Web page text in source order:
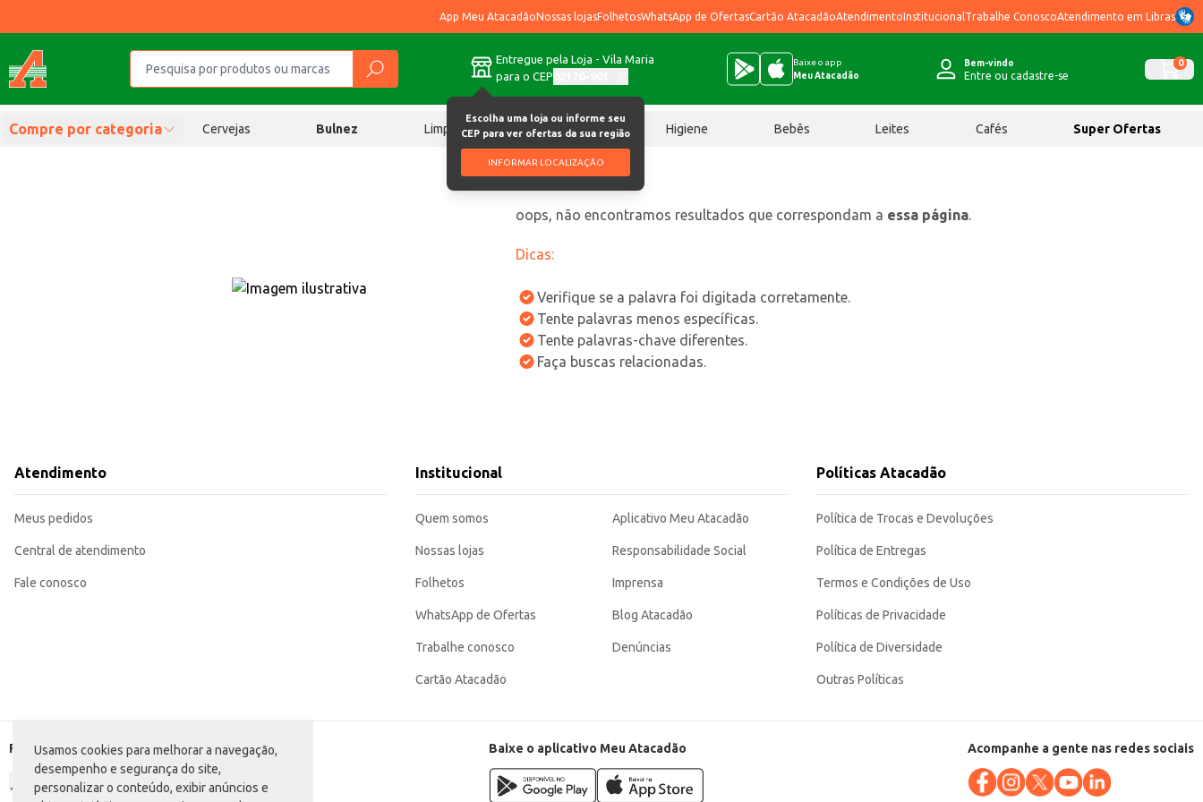
Usamos cookies para melhorar a navegação,
desempenho e segurança do site,
personalizar o conteúdo, exibir anúncios e
App Meu AtacadãoNossas lojasFolhetosWhatsApp de OfertasCartão AtacadãoAtendimentoInstitucional Trabalhe ConoscoAtendimento em Libras
Entregue pela Loja - Vila Maria
para o CEP
Escolha uma loja ou informe seu
CEP para ver ofertas da sua região
INFORMAR LOCALIZAÇÃO
Baixe o app
Meu Atacadão
Bem-vindo
Entre ou cadastre-se
0
Compre por categoria Cervejas Bulnez Limpeza Chocolates Higiene Bebês Leites Cafés Super Ofertas
oops, não encontramos resultados que correspondam a essa página.
Dicas:
Verifique se a palavra foi digitada corretamente.
Tente palavras menos específicas.
Tente palavras-chave diferentes.
Faça buscas relacionadas.
Atendimento
Meus pedidos
Central de atendimento
Fale conosco
Institucional
Quem somos
Nossas lojas
Folhetos
WhatsApp de Ofertas
Trabalhe conosco
Cartão Atacadão
Aplicativo Meu Atacadão
Responsabilidade Social
Imprensa
Blog Atacadão
Denúncias
Políticas Atacadão
Política de Trocas e Devoluções
Política de Entregas
Termos e Condições de Uso
Políticas de Privacidade
Política de Diversidade
Outras Políticas
Formas de pagamento Baixe o aplicativo Meu Atacadão Acompanhe a gente nas redes sociais